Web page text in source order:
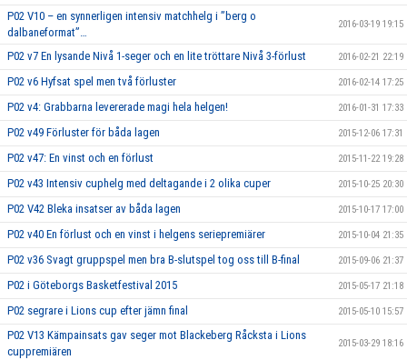
P02 V10 – en synnerligen intensiv matchhelg i ”berg o
dalbaneformat”…
2016-03-19 19:15
P02 v7 En lysande Nivå 1-seger och en lite tröttare Nivå 3-förlust 2016-02-21 22:19
P02 v6 Hyfsat spel men två förluster 2016-02-14 17:25
P02 v4: Grabbarna levererade magi hela helgen! 2016-01-31 17:33
P02 v49 Förluster för båda lagen 2015-12-06 17:31
P02 v47: En vinst och en förlust 2015-11-22 19:28
P02 v43 Intensiv cuphelg med deltagande i 2 olika cuper 2015-10-25 20:30
P02 V42 Bleka insatser av båda lagen 2015-10-17 17:00
P02 v40 En förlust och en vinst i helgens seriepremiärer 2015-10-04 21:35
P02 v36 Svagt gruppspel men bra B-slutspel tog oss till B-final 2015-09-06 21:37
P02 i Göteborgs Basketfestival 2015 2015-05-17 21:18
P02 segrare i Lions cup efter jämn final 2015-05-10 15:57
P02 V13 Kämpainsats gav seger mot Blackeberg Råcksta i Lions
cuppremiären
2015-03-29 18:16